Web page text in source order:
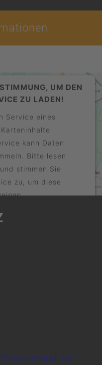
UM DEN
ZU LADEN!
Service eines
kann Daten
Bitte lesen
stimmen Sie
zu, um diese
Management
metall.de